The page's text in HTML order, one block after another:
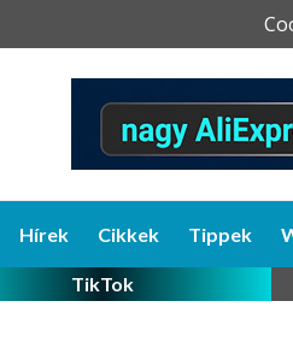
Skip
Hírek Cikkek Tippek
TikTok